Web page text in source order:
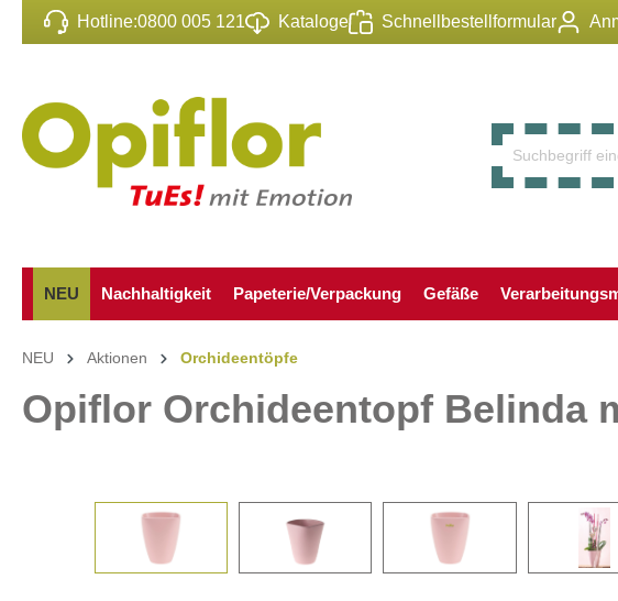
springen
Hotline:0800 005 121 Kataloge Schnellbestellformular
NEU Nachhaltigkeit Papeterie/Verpackung Gefäße
NEU Aktionen Orchideentöpfe
Opiflor Orchideentopf Belinda